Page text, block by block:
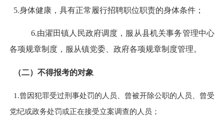
5.身体健康，具有正常履行招聘职位职责的身体条件 ；
6.由濯田镇人民政府调度，服从县机关事务管理中心
各项规章制度，服从镇党委
政府各项规章制度管理。
（二）不得报考的对象
1.曾因犯罪受过刑事处罚的人员、曾被开除公职的人员、曾受
党纪或政务处罚或正在接受立案调查的人员；